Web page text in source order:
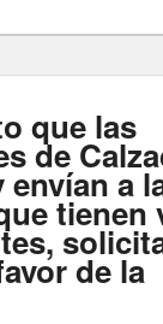
que las
de
envían a
tienen
de la